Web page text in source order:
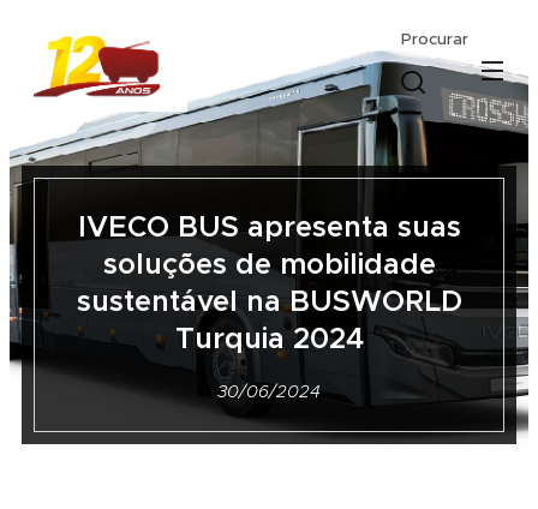
Procurar
IVECO BUS apresenta suas
soluções de mobilidade
sustentável na BUSWORLD
Turquia 2024
30/06/2024